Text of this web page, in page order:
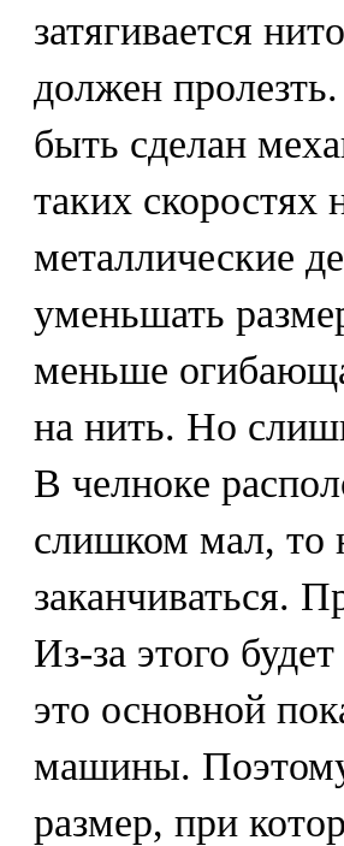
затягивается
должен
быть сделан
таких скоростях
металлические
уменьшать
меньше
на нить. Но
В челноке
слишком мал, то
заканчиваться.
Из-за этого
это основной
машины.
размер, при